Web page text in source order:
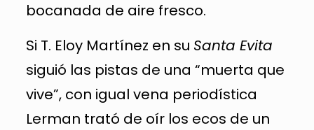
bocanada de aire fresco.
Si T. Eloy Martínez en su Santa Evita
siguió las pistas de una “muerta que
vive”, con igual vena periodística
Lerman trató de oír los ecos de un